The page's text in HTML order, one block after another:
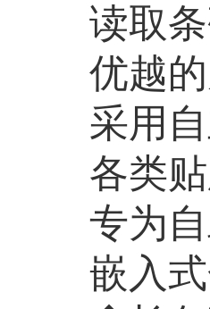
读取条
优越
采用
各类
专为
嵌入